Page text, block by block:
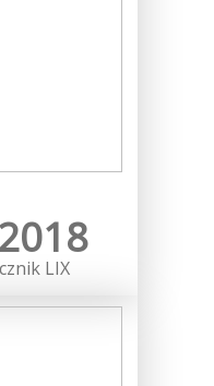
LIX